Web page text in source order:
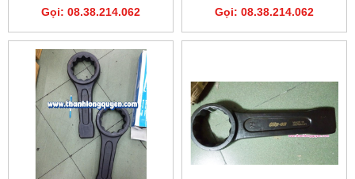
11 KHUÔN
Gọi: 08.38.214.062
ĐỘNG CƠ BƠM XĂNG 42
Gọi: 08.38.214.062